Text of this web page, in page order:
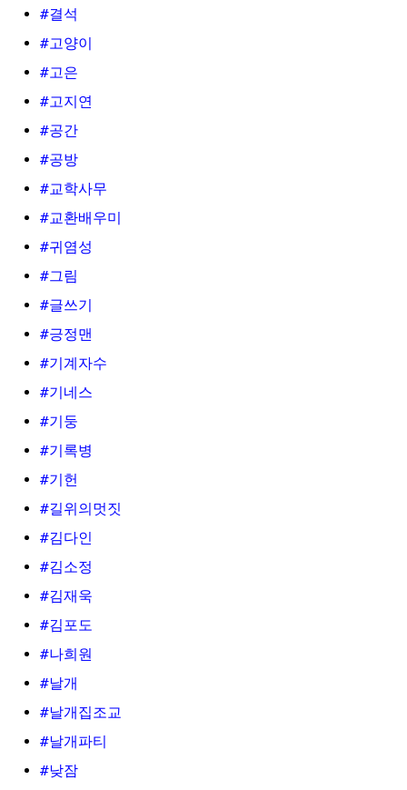
#결석
#고양이
#고은
#고지연
#공간
#공방
#교학사무
#교환배우미
#귀염성
#그림
#글쓰기
#긍정맨
#기계자수
#기네스
#기둥
#기록병
#기헌
#길위의멋짓
#김다인
#김소정
#김재욱
#김포도
#나희원
#날개
#날개집조교
#날개파티
#낮잠